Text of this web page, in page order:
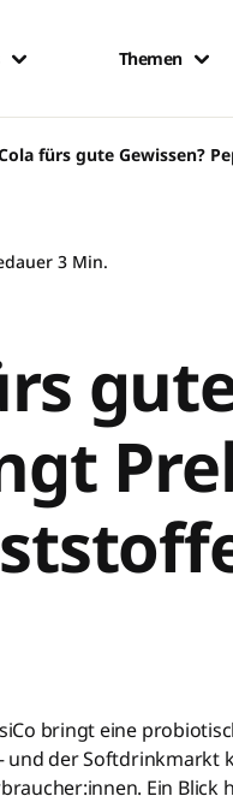
Themen
fürs gute Gewissen?
3 Min.
bringt eine
und der Softdrinkmarkt
Ein